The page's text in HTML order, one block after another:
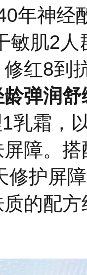
年神经
敏肌2
红8到
弹润
乳霜，
障。
修护屏
的配